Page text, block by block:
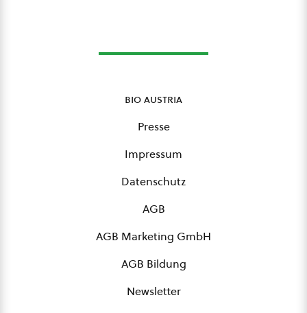
bio austria
Presse
Impressum
Datenschutz
AGB
AGB Marketing GmbH
AGB Bildung
Newsletter